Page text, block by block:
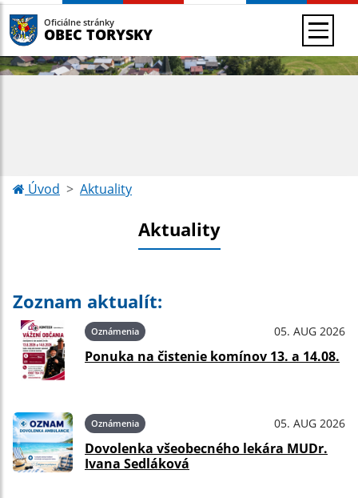
Oficiálne stránky
OBEC TORYSKY
Úvod Aktuality
Aktuality
Zoznam aktualít:
Oznámenia 05. AUG 2026
Ponuka na čistenie komínov 13. a 14.08.
Oznámenia 05. AUG 2026
Dovolenka všeobecného lekára MUDr.
Ivana Sedláková